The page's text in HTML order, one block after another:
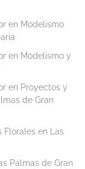
en Modelismo
en Modelismo y
en Proyectos y
de Gran
Florales en Las
Palmas de Gran